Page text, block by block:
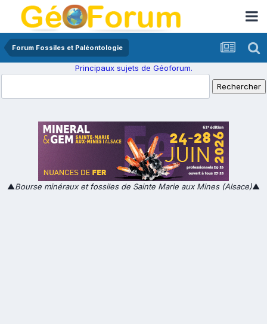
Forum Fossiles et Paléontologie
Principaux sujets de Géoforum.
▲Bourse minéraux et fossiles de Sainte Marie aux Mines (Alsace)▲